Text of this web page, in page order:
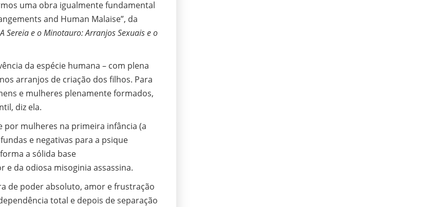
uma obra igualmente fundamental
and Human Malaise”, da
A Sereia e o Minotauro: Arranjos Sexuais e o
da espécie humana – com plena
arranjos de criação dos filhos. Para
e mulheres plenamente formados,
diz ela.
por mulheres na primeira infância (a
e negativas para a psique
a sólida base
da odiosa misoginia assassina.
de poder absoluto, amor e frustração
total e depois de separação